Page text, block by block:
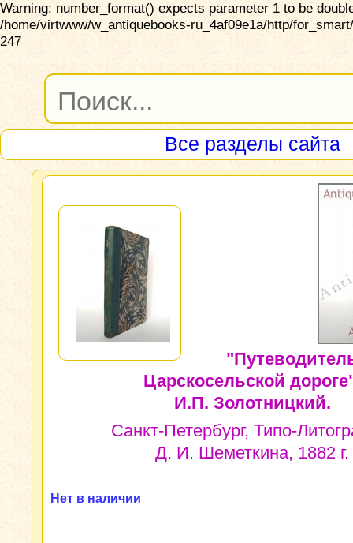
Warning: number_format() expects parameter 1 to be
/home/virtwww/w_antiquebooks-ru_4af09e1a/http/
247
Все разделы сайта
Царскосельской
И.П. Золотницкий.
Санкт-Петербург, Типо-
Д. И. Шеметкина, 1882 г.
Нет в наличии